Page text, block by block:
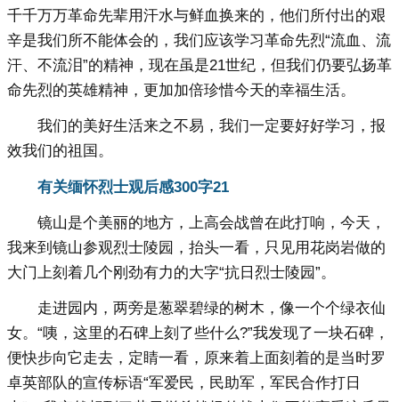
千千万万革命先辈用汗水与鲜血换来的，他们所付出的艰
辛是我们所不能体会的，我们应该学习革命先烈“流血、流
汗、不流泪”的精神，现在虽是21世纪，但我们仍要弘扬革
命先烈的英雄精神，更加加倍珍惜今天的幸福生活。
我们的美好生活来之不易，我们一定要好好学习，报
效我们的祖国。
有关缅怀烈士观后感300字21
镜山是个美丽的地方，上高会战曾在此打响，今天，
我来到镜山参观烈士陵园，抬头一看，只见用花岗岩做的
大门上刻着几个刚劲有力的大字“抗日烈士陵园”。
走进园内，两旁是葱翠碧绿的树木，像一个个绿衣仙
女。“咦，这里的石碑上刻了些什么?”我发现了一块石碑，
便快步向它走去，定睛一看，原来着上面刻着的是当时罗
卓英部队的宣传标语“军爱民，民助军，军民合作打日